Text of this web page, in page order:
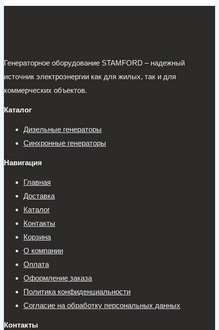
Генераторное оборудование STAMFORD – надежный
источник электроэнергии как для жилых, так и для
коммерческих объектов.
Каталог
Дизельные генераторы
Синхронные генераторы
Навигация
Главная
Доставка
Каталог
Контакты
Корзина
О компании
Оплата
Оформление заказа
Политика конфиденциальности
Согласие на обработку персональных данных
Контакты